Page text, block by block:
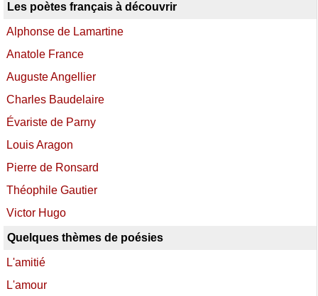
Les poètes français à découvrir
Alphonse de Lamartine
Anatole France
Auguste Angellier
Charles Baudelaire
Évariste de Parny
Louis Aragon
Pierre de Ronsard
Théophile Gautier
Victor Hugo
Quelques thèmes de poésies
L'amitié
L'amour